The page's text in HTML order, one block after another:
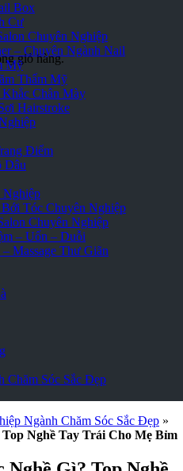
giỏ hàng.
Box
Cư
Chuyên Nghiệp
– Chuyên Ngành Nail
Mỹ
Thẩm Mỹ
Chân Mày
Hairstroke
Điểm
Dâu
Nghiệp
Tóc Chuyên Nghiệp
Chuyên Nghiệp
– Uốn – Duỗi
Massage Thư Giãn
Chăm Sóc Sắc Đẹp
Ngành Chăm Sóc Sắc Đẹp »
Nghề Tay Trái Cho Mẹ Bỉm